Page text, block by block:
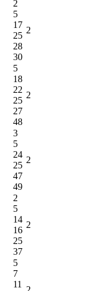
2
5
17
25
28
30
2
5
18
22
25
27
48
2
3
5
24
25
47
49
2
2
5
14
16
25
37
2
5
7
11